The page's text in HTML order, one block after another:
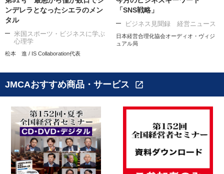
ンデレラとなったシエラのメン
タル
米国スポーツ・ビジネスに学ぶ
心理学
松本 進 / IS Collaboration代表
「SNS戦略」
ビジネス見聞録 経営ニュース
日本経営合理化協会オーディオ・ヴィジ
ュアル局
JMCAおすすめ商品・サービス open_in_new